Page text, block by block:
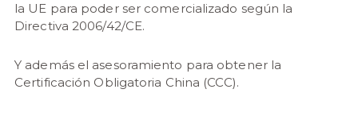
la UE para poder ser comercializado según la
Directiva 2006/42/CE.
Y además el asesoramiento para obtener la
Certificación Obligatoria China (CCC).